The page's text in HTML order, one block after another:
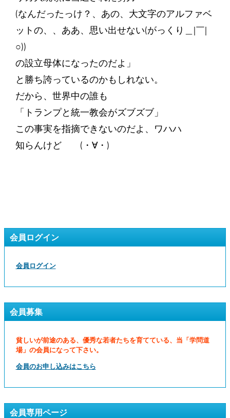
(なんだったっけ？、あの、大文字のアルファベ
ットの、、ああ、思い出せない(がっくり＿|￣|
○))
の設立母体になったのだよ」
と勝ち誇っているのかもしれない。
だから、世界中の誰も
「トランプと統一教会がズブズブ」
この事実を指摘できないのだよ、ワハハ
知らんけど (・∀・)
会員ログイン
会員ログイン
会員募集
貧しいが前途のある、優秀な若者たちを育てている、当「学問道
場」の会員になって下さい。
会員のお申し込みはこちら
会員専用ページ